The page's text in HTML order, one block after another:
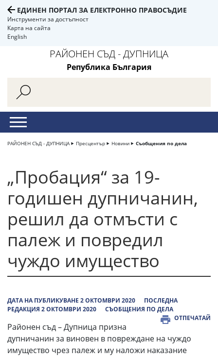
ЕДИНЕН ПОРТАЛ ЗА ЕЛЕКТРОННО ПРАВОСЪДИЕ
Инструменти за достъпност
Карта на сайта
English
РАЙОНЕН СЪД - ДУПНИЦА
Република България
РАЙОНЕН СЪД - ДУПНИЦА Пресцентър Новини Съобщения по дела
„Пробация“ за 19-
годишен дупничанин,
решил да отмъсти с
палеж и повредил
чуждо имущество
ДАТА НА ПУБЛИКУВАНЕ 2 ОКТОМВРИ 2020
ПОСЛЕДНА
РЕДАКЦИЯ 2 ОКТОМВРИ 2020
СЪОБЩЕНИЯ ПО ДЕЛА
ОТПЕЧАТАЙ
Районен съд – Дупница призна
дупничанин за виновен в повреждане на чуждо
имущество чрез палеж и му наложи наказание